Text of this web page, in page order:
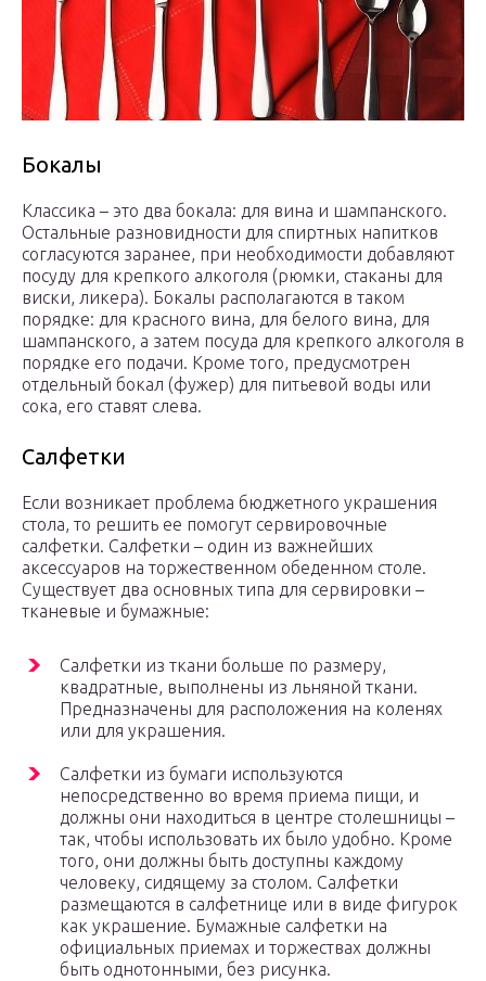
Бокалы
Классика – это два бокала: для вина и шампанского.
Остальные разновидности для спиртных напитков
согласуются заранее, при необходимости добавляют
посуду для крепкого алкоголя (рюмки, стаканы для
виски, ликера). Бокалы располагаются в таком
порядке: для красного вина, для белого вина, для
шампанского, а затем посуда для крепкого алкоголя в
порядке его подачи. Кроме того, предусмотрен
отдельный бокал (фужер) для питьевой воды или
сока, его ставят слева.
Салфетки
Если возникает проблема бюджетного украшения
стола, то решить ее помогут сервировочные
салфетки. Салфетки – один из важнейших
аксессуаров на торжественном обеденном столе.
Существует два основных типа для сервировки –
тканевые и бумажные:
Салфетки из ткани больше по размеру,
квадратные, выполнены из льняной ткани.
Предназначены для расположения на коленях
или для украшения.
Салфетки из бумаги используются
непосредственно во время приема пищи, и
должны они находиться в центре столешницы –
так, чтобы использовать их было удобно. Кроме
того, они должны быть доступны каждому
человеку, сидящему за столом. Салфетки
размещаются в салфетнице или в виде фигурок
как украшение. Бумажные салфетки на
официальных приемах и торжествах должны
быть однотонными, без рисунка.